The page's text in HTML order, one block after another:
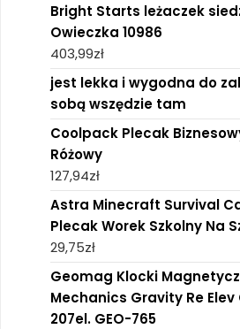
Bright Starts leżaczek
Owieczka 10986
403,99zł
jest lekka i wygodna do
sobą wszędzie tam
Coolpack Plecak
Różowy
127,94zł
Astra Minecraft Survival
Plecak Worek Szkolny Na
29,75zł
Geomag Klocki
Mechanics Gravity Re
207el. GEO-765